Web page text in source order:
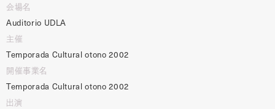
会場名
Auditorio UDLA
主催
Temporada Cultural otono 2002
開催事業名
Temporada Cultural otono 2002
出演